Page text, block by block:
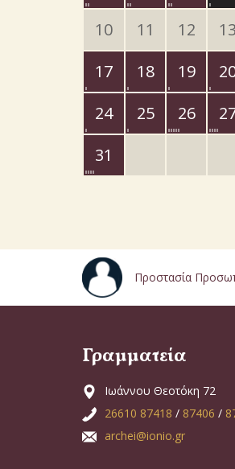
10
11 12 13
17
18 19
24
25 26
31
Προστασία
Γραμματεία
Ιωάννου Θεοτόκη 72
26610 87418 / 87406 /
archei@ionio.gr